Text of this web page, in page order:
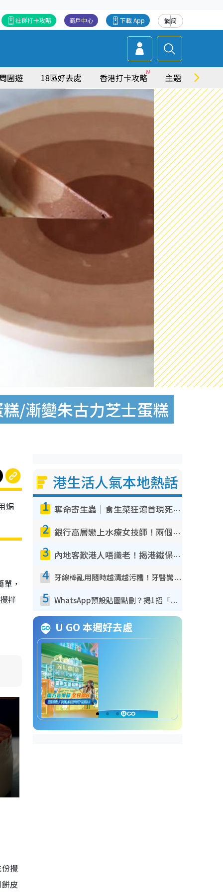
繁简
下載 App
商戶中心
社群打卡攻略
圍遊 18區好去處 香港打卡攻略 主題特集
/漸變朱古力芝士蛋糕
焗
，
拌
攪
皮
港生活人氣本地熱話
1 奪命寄生蟲｜食生菜狂瀉首現死者！疫潮惡化錄1.8萬宗病例 揭洗菜3大謬誤
2 銀行高層戀上水療女技師！兩個月借128萬驚覺「沉船」沉落火海 揭背後疑似邪教操控賣淫
3 內地客歎港人唔識老！揭港鐵保鮮級冷氣 港人求放過：咪投訴
4 牙線棒亂用隨時越清越污糟！牙醫驚揭盲目過戶細菌恐致蛀牙：呢種先係日常真保養
5 WhatsApp預設貼圖點刪？揭1招「反向操作」還原簡潔介面 附3步實測教學
U GO 本週好去處